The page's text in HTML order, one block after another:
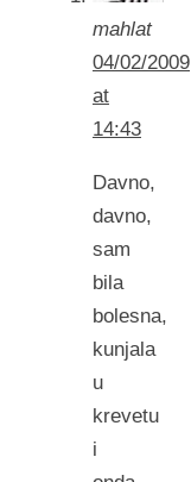
mahlat
04/02/2009
at
14:43
Davno,
davno,
sam
bila
bolesna,
kunjala
u
krevetu
i